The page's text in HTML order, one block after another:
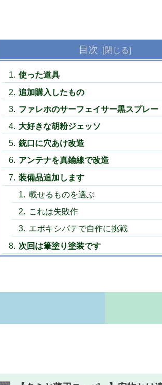
目次
使った道具
追加購入したもの
ファレホのサーフェイサー黒スプレー
大好きな胡粉ジェッソ
銃口に穴あけ改造
アンテナを真鍮線で改造
装備品追加します
載せるものを選ぶ
これは失敗作
エポキシパテで自作に挑戦
次回は筆塗り塗装です